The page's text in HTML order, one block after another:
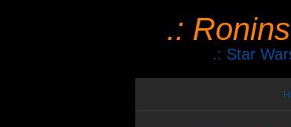
.:
.: Star